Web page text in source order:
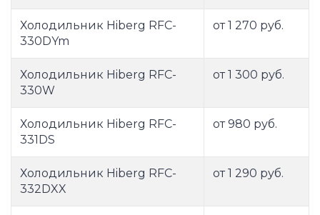
Холодильник Hiberg RFC-
330DYm
от 1 270 руб.
Холодильник Hiberg RFC-
330W
от 1 300 руб.
Холодильник Hiberg RFC-
331DS
от 980 руб.
Холодильник Hiberg RFC-
332DXX
от 1 290 руб.